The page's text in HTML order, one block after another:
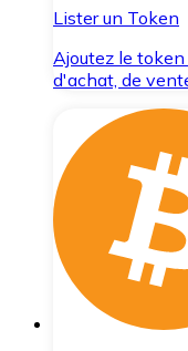
Lister un Token
Ajoutez le
d'achat, de